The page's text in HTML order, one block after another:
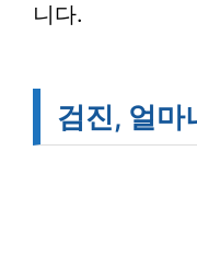
니다.
검진, 얼마